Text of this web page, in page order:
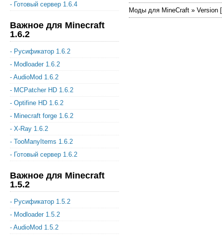
- Готовый сервер 1.6.4
Важное для Minecraft
1.6.2
- Русификатор 1.6.2
- Modloader 1.6.2
- AudioMod 1.6.2
- MCPatcher HD 1.6.2
- Optifine HD 1.6.2
- Minecraft forge 1.6.2
- X-Ray 1.6.2
- TooManyItems 1.6.2
- Готовый сервер 1.6.2
Важное для Minecraft
1.5.2
- Русификатор 1.5.2
- Modloader 1.5.2
- AudioMod 1.5.2
Моды для MineCraft » Version